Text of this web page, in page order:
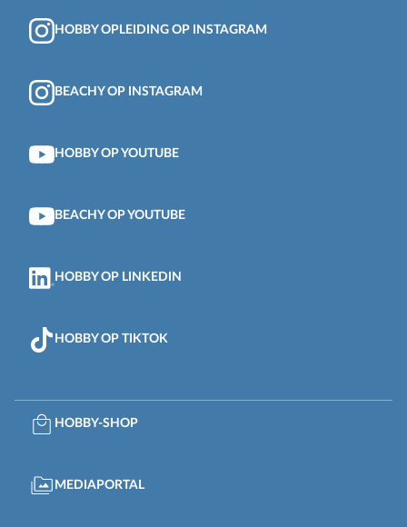
HOBBY OPLEIDING OP INSTAGRAM
BEACHY OP INSTAGRAM
HOBBY OP YOUTUBE
BEACHY OP YOUTUBE
HOBBY OP LINKEDIN
HOBBY OP TIKTOK
HOBBY-SHOP
MEDIAPORTAL